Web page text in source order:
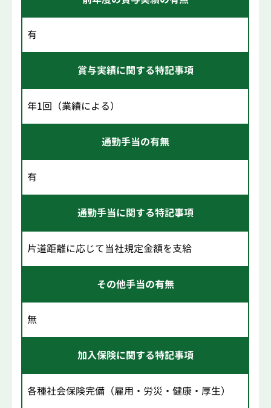
有
賞与実績に関する特記事項
年1回（業績による）
通勤手当の有無
有
通勤手当に関する特記事項
片道距離に応じて当社規定金額を支給
その他手当の有無
無
加入保険に関する特記事項
各種社会保険完備（雇用・労災・健康・厚生）